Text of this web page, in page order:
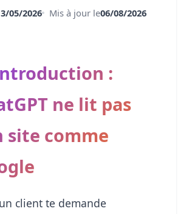
05/2026 Mis à jour le06/08/2026
:
ne lit pas
site comme
client te demande